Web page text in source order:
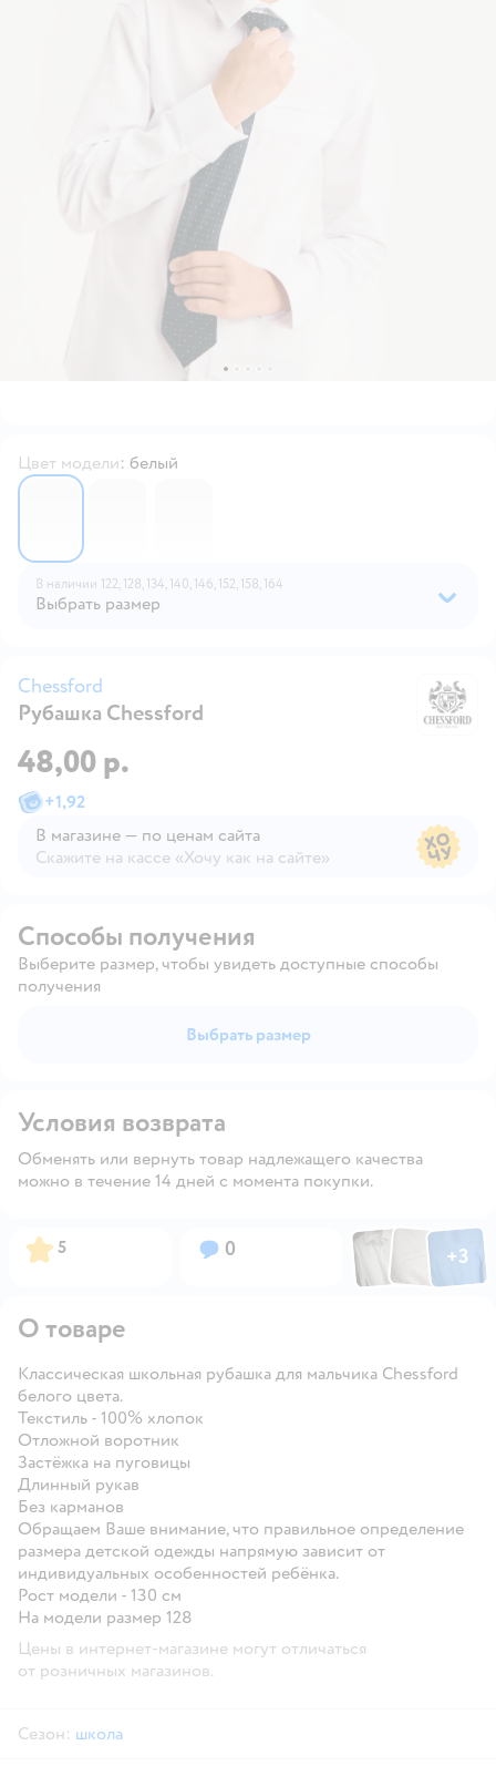
Цвет модели: белый
7065076
В наличии 122, 128, 134, 140, 146, 152, 158, 164
Выбрать размер
Chessford
Рубашка Chessford
48,00 р.
+1,92
В магазине — по ценам сайта
Скажите на кассе «Хочу как на сайте»
Способы получения
Выберите размер, чтобы увидеть доступные способы
получения
Выбрать размер
Условия возврата
Обменять или вернуть товар надлежащего качества
можно в течение 14 дней с момента покупки.
Рейтинг:
5 Вопросов:
0 ФотоФотоФото
+3
Открыть
О товаре
Классическая школьная рубашка для мальчика Chessford
белого цвета.
Текстиль - 100% хлопок
Отложной воротник
Застёжка на пуговицы
Длинный рукав
Без карманов
Обращаем Ваше внимание, что правильное определение
размера детской одежды напрямую зависит от
индивидуальных особенностей ребёнка.
Рост модели - 130 см
На модели размер 128
Цены в интернет-магазине могут отличаться
от розничных магазинов.
Сезон: школа